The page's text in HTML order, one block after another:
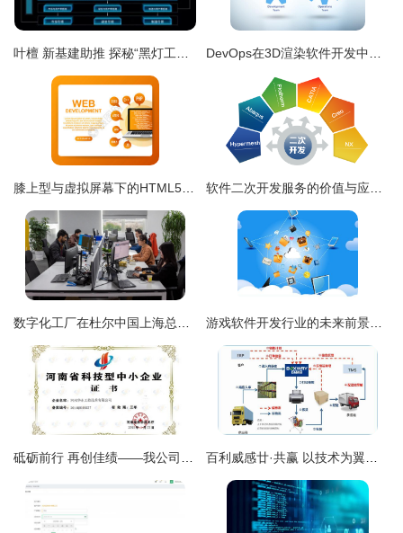
叶檀 新基建助推 探秘“黑灯工厂”里的“零点制造”与软件赋能 DevOps在3D渲染软件开发中的应用与实践
膝上型与虚拟屏幕下的HTML5与PHP开发 滑动代码的次世代演示境 软件二次开发服务的价值与应用策略
数字化工厂在杜尔中国上海总部正式成立 软件驱动未来制造 游戏软件开发行业的未来前景广阔，你准备好了吗？
砥砺前行 再创佳绩——我公司荣获河南省科技型中小企业认定证书 百利威感廿·共赢 以技术为翼，打造电商现代供应链管理服务第一品牌